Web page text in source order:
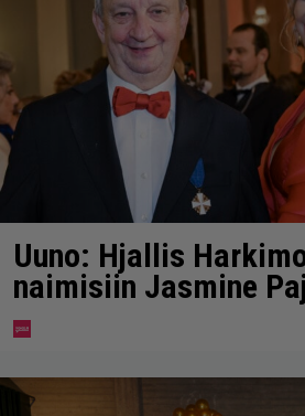
Uuno: Hjallis
naimisiin Jasmine